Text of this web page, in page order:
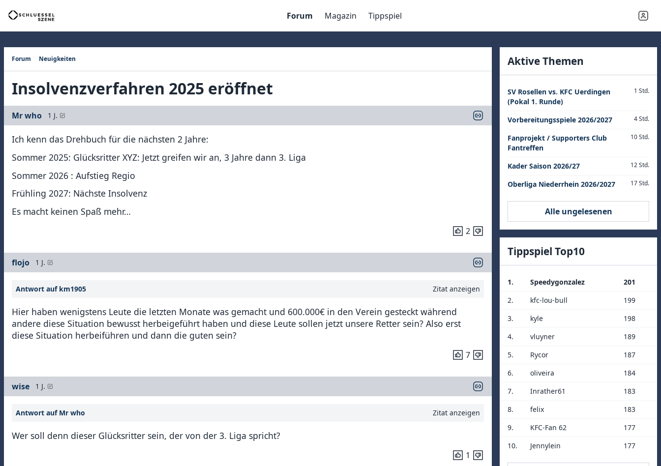
Forum Magazin Tippspiel
Forum Neuigkeiten
Insolvenzverfahren 2025 eröffnet
Mr who 1 J.
Ich kenn das Drehbuch für die nächsten 2 Jahre:
Sommer 2025: Glücksritter XYZ: Jetzt greifen wir an, 3 Jahre dann 3. Liga
Sommer 2026 : Aufstieg Regio
Frühling 2027: Nächste Insolvenz
Es macht keinen Spaß mehr…
2
flojo 1 J.
Antwort auf km1905 Zitat anzeigen
Hier haben wenigstens Leute die letzten Monate was gemacht und 600.000€ in den Verein gesteckt während
andere diese Situation bewusst herbeigeführt haben und diese Leute sollen jetzt unsere Retter sein? Also erst
diese Situation herbeiführen und dann die guten sein?
7
wise 1 J.
Antwort auf Mr who Zitat anzeigen
Wer soll denn dieser Glücksritter sein, der von der 3. Liga spricht?
1
Aktive Themen
SV Rosellen vs. KFC Uerdingen
(Pokal 1. Runde)
1 Std.
Vorbereitungsspiele 2026/2027 4 Std.
Fanprojekt / Supporters Club
Fantreffen
10 Std.
Kader Saison 2026/27 12 Std.
Oberliga Niederrhein 2026/2027 17 Std.
Alle ungelesenen
Tippspiel Top10
1. Speedygonzalez
201
2.
kfc-lou-bull
199
3.
kyle
198
4.
vluyner
189
5.
Rycor
187
6.
oliveira
184
7.
Inrather61
183
8.
felix
183
9.
KFC-Fan 62
177
10.
Jennylein 177